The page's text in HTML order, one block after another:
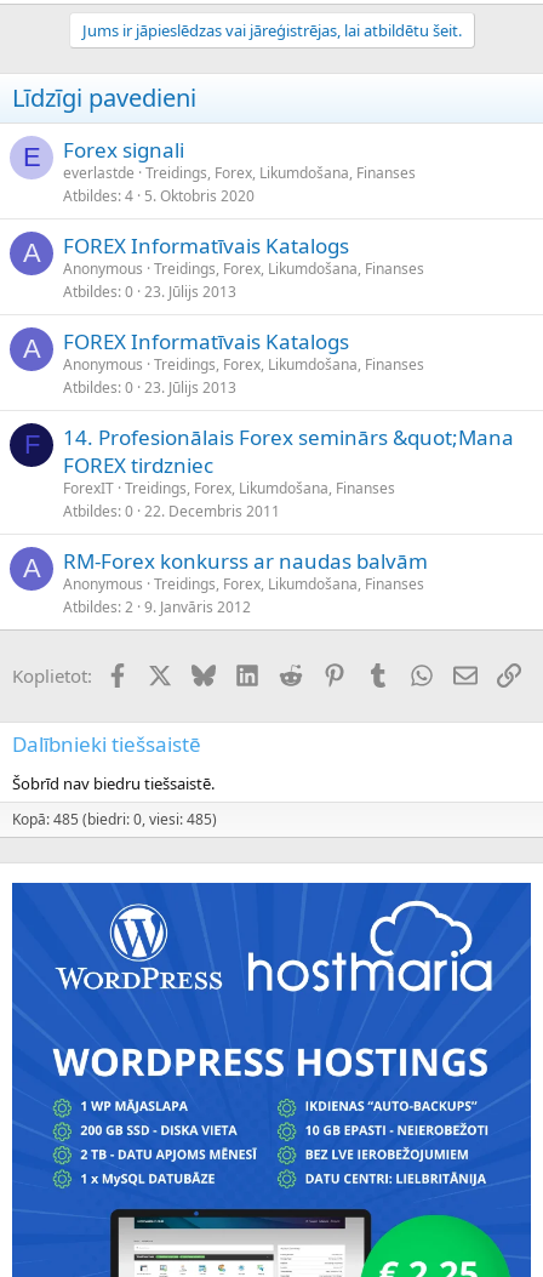
Jums ir jāpieslēdzas vai jāreģistrējas, lai atbildētu šeit.
Līdzīgi pavedieni
E Forex signali
everlastde Treidings, Forex, Likumdošana, Finanses
Atbildes 4 5. Oktobris 2020
A FOREX Informatīvais Katalogs
Anonymous Treidings, Forex, Likumdošana, Finanses
Atbildes 0 23. Jūlijs 2013
A FOREX Informatīvais Katalogs
Anonymous Treidings, Forex, Likumdošana, Finanses
Atbildes 0 23. Jūlijs 2013
F
14. Profesionālais Forex seminārs &quot;Mana
FOREX tirdzniec
ForexIT Treidings, Forex, Likumdošana, Finanses
Atbildes 0 22. Decembris 2011
A RM-Forex konkurss ar naudas balvām
Anonymous Treidings, Forex, Likumdošana, Finanses
Atbildes 2 9. Janvāris 2012
Koplietot: FacebookX (Twitter)
BlueskyLinkedInReddit PinterestTumblrWhatsApp
E-pasts
Dalībnieki tiešsaistē
Šobrīd nav biedru tiešsaistē.
Kopā: 485 (biedri: 0, viesi: 485)